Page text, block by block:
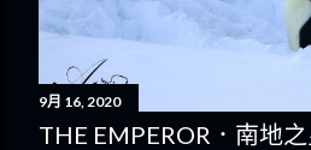
9月 16, 2020
THE EMPEROR．南地之